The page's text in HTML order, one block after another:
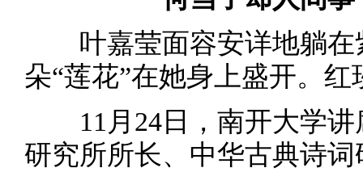
叶嘉莹面容安详地躺在
朵“莲花”在她身上盛开。
11月24日，南开大学讲
研究所所长、中华古典诗